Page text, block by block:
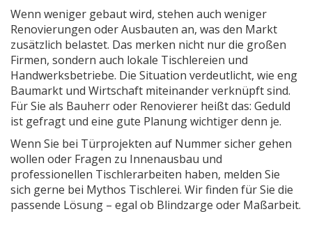
Wenn weniger gebaut wird, stehen auch weniger
Renovierungen oder Ausbauten an, was den Markt
zusätzlich belastet. Das merken nicht nur die großen
Firmen, sondern auch lokale Tischlereien und
Handwerksbetriebe. Die Situation verdeutlicht, wie eng
Baumarkt und Wirtschaft miteinander verknüpft sind.
Für Sie als Bauherr oder Renovierer heißt das: Geduld
ist gefragt und eine gute Planung wichtiger denn je.
Wenn Sie bei Türprojekten auf Nummer sicher gehen
wollen oder Fragen zu Innenausbau und
professionellen Tischlerarbeiten haben, melden Sie
sich gerne bei Mythos Tischlerei. Wir finden für Sie die
passende Lösung – egal ob Blindzarge oder Maßarbeit.